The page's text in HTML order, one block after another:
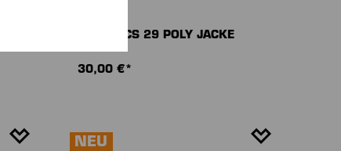
ATHLETICS 29 POLY JACKE
30,00 €*
NEU